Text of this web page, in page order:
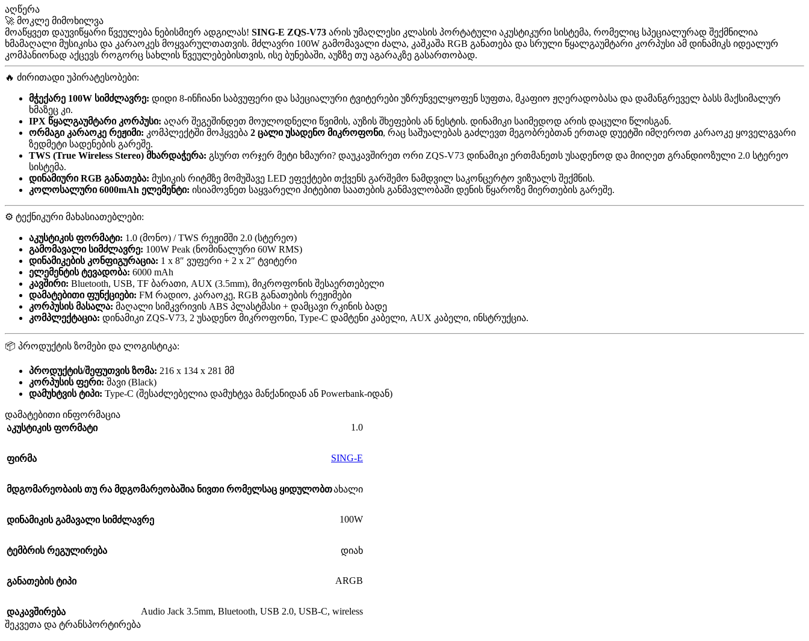
აღწერა
🚀 მოკლე მიმოხილვა
მოაწყვეთ დაუვიწყარი წვეულება ნებისმიერ ადგილას! SING-E ZQS-V73 არის უმაღლესი კლასის პორტატული აკუსტიკური სისტემა, რომელიც სპეციალურად შექმნილია
ხმამაღალი მუსიკისა და კარაოკეს მოყვარულთათვის. მძლავრი 100W გამომავალი ძალა, კაშკაშა RGB განათება და სრული წყალგაუმტარი კორპუსი ამ დინამიკს იდეალურ
კომპანიონად აქცევს როგორც სახლის წვეულებებისთვის, ისე ბუნებაში, აუზზე თუ აგარაკზე გასართობად.
🔥 ძირითადი უპირატესობები:
მჭექარე 100W სიმძლავრე: დიდი 8-ინჩიანი საბვუფერი და სპეციალური ტვიტერები უზრუნველყოფენ სუფთა, მკაფიო ჟღერადობასა და დამანგრეველ ბასს მაქსიმალურ
ხმაზეც კი.
IPX წყალგაუმტარი კორპუსი: აღარ შეგეშინდეთ მოულოდნელი წვიმის, აუზის შხეფების ან ნესტის. დინამიკი საიმედოდ არის დაცული წლისგან.
ორმაგი კარაოკე რეჟიმი: კომპლექტში მოჰყვება 2 ცალი უსადენო მიკროფონი, რაც საშუალებას გაძლევთ მეგობრებთან ერთად დუეტში იმღეროთ კარაოკე ყოველგვარი
ზედმეტი სადენების გარეშე.
TWS (True Wireless Stereo) მხარდაჭერა: გსურთ ორჯერ მეტი ხმაური? დაუკავშირეთ ორი ZQS-V73 დინამიკი ერთმანეთს უსადენოდ და მიიღეთ გრანდიოზული 2.0 სტერეო
სისტემა.
დინამიური RGB განათება: მუსიკის რიტმზე მომუშავე LED ეფექტები თქვენს გარშემო ნამდვილ საკონცერტო ვიზუალს შექმნის.
კოლოსალური 6000mAh ელემენტი: ისიამოვნეთ საყვარელი ჰიტებით საათების განმავლობაში დენის წყაროზე მიერთების გარეშე.
⚙️ ტექნიკური მახასიათებლები:
აკუსტიკის ფორმატი: 1.0 (მონო) / TWS რეჟიმში 2.0 (სტერეო)
გამომავალი სიმძლავრე: 100W Peak (ნომინალური 60W RMS)
დინამიკების კონფიგურაცია: 1 x 8″ ვუფერი + 2 x 2″ ტვიტერი
ელემენტის ტევადობა: 6000 mAh
კავშირი: Bluetooth, USB, TF ბარათი, AUX (3.5mm), მიკროფონის შესაერთებელი
დამატებითი ფუნქციები: FM რადიო, კარაოკე, RGB განათების რეჟიმები
კორპუსის მასალა: მაღალი სიმკვრივის ABS პლასტმასი + დამცავი რკინის ბადე
კომპლექტაცია: დინამიკი ZQS-V73, 2 უსადენო მიკროფონი, Type-C დამტენი კაბელი, AUX კაბელი, ინსტრუქცია.
📦 პროდუქტის ზომები და ლოგისტიკა:
პროდუქტის/შეფუთვის ზომა: 216 x 134 x 281 მმ
კორპუსის ფერი: შავი (Black)
დამუხტვის ტიპი: Type-C (შესაძლებელია დამუხტვა მანქანიდან ან Powerbank-იდან)
დამატებითი ინფორმაცია
აკუსტიკის ფორმატი
1.0
ფირმა SING-E
მდგომარეობაის თუ რა მდგომარეობაშია ნივთი რომელსაც ყიდულობთახალი
დინამიკის გამავალი სიმძლავრე 100W
ტემბრის რეგულირება დიახ
განათების ტიპი ARGB
დაკავშირება Audio Jack 3.5mm, Bluetooth, USB 2.0, USB-C, wireless
შეკვეთა და ტრანსპორტირება